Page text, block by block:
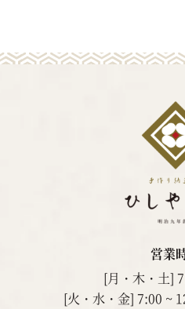
営業
[月・木・土]
[火・水・金] 7:00 ~